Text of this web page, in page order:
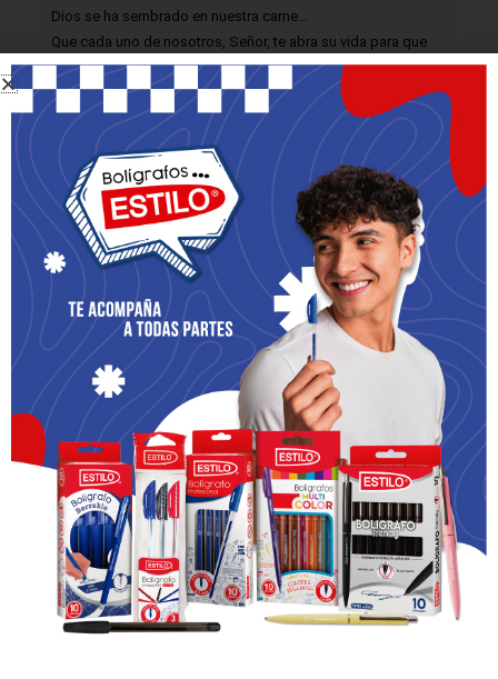
Dios se ha sembrado en nuestra carne…
Que cada uno de nosotros, Señor, te abra su vida para que
brotes, para que florezcas, para que nazcas y mantengas en
nuestro corazón encendida la esperanza. ¡Ven pronto, Señor!
¡Ven, Salvador!
Padrenuestro, Avemaría y Gloria.
TERCER DOMINGO
Se entona algún canto de adviento.
Liturgia de la Palabra:Lectura de la Primera carta a los
Tesalonicenses 5,23: “Que el propio Dios de la paz los
santifique, llevándolos a la perfección. Guárdense
enteramente, sin mancha, en todo su espíritu, su alma y su
cuerpo, hasta la venida de Cristo Jesús, nuestro Señor”.
Palabra de Dios.
Encendido de la vela.
Oración.En las tinieblas se encendió una luz, en el desierto
clamó una voz. Se anuncia la buena noticia: ¡El Señor va a
llegar! ¡Preparen sus caminos, porque ya se acerca! Adornen
su alma como una novia se engalana el día de su boda. ¡Ya
llega el mensajero! Juan Bautista no es la luz, sino el que nos
anuncia la luz. Cuando encendemos estas tres velas cada
uno de nosotros quiere ser antorcha tuya para que brilles,
llama para que calientes. ¡Ven, Señor, a salvarnos,